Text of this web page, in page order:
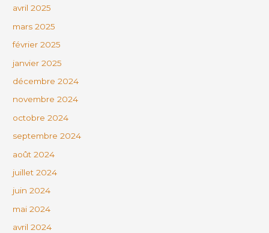
avril 2025
mars 2025
février 2025
janvier 2025
décembre 2024
novembre 2024
octobre 2024
septembre 2024
août 2024
juillet 2024
juin 2024
mai 2024
avril 2024